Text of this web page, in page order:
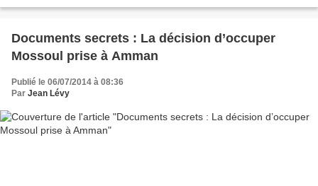
Documents secrets : La décision d’occuper
Mossoul prise à Amman
Publié le 06/07/2014 à 08:36
Par Jean Lévy